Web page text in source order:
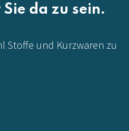
da zu sein.
Stoffe und Kurzwaren zu